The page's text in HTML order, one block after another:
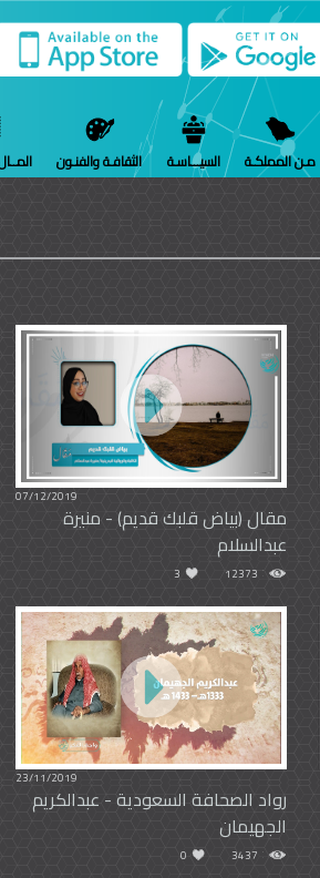
مـن المملكـة السيـــاسـة الثقافـة والفنـون
07/12/2019
مقال (بياض قلبك قديم) - منيرة
عبدالسلام
12373
3
23/11/2019
رواد الصحافة السعودية - عبدالكريم
الجهيمان
3437
0